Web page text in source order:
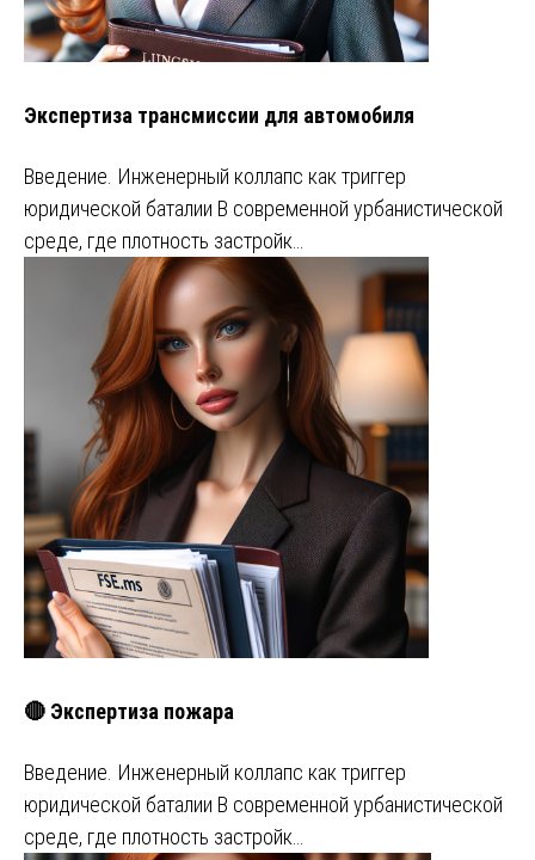
Экспертиза трансмиссии для автомобиля
Введение. Инженерный коллапс как триггер
юридической баталии В современной урбанистической
среде, где плотность застройк…
🔴 Экспертиза пожара
Введение. Инженерный коллапс как триггер
юридической баталии В современной урбанистической
среде, где плотность застройк…